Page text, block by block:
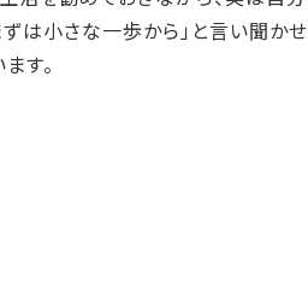
ずは小さな一歩から」と言い聞かせ
す。